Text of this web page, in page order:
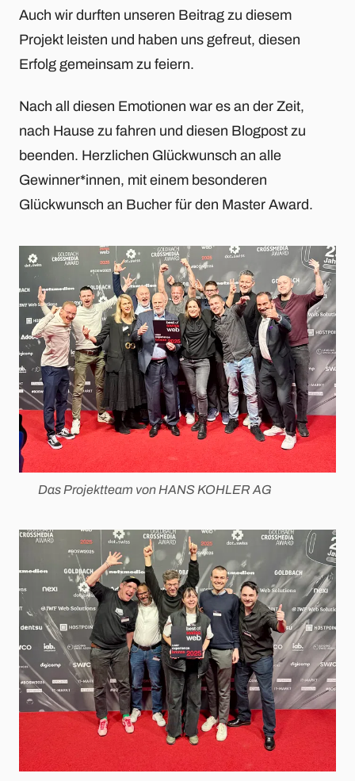
Auch wir durften unseren Beitrag zu diesem
Projekt leisten und haben uns gefreut, diesen
Erfolg gemeinsam zu feiern.
Nach all diesen Emotionen war es an der Zeit,
nach Hause zu fahren und diesen Blogpost zu
beenden. Herzlichen Glückwunsch an alle
Gewinner*innen, mit einem besonderen
Glückwunsch an Bucher für den Master Award.
Das Projektteam von HANS KOHLER AG